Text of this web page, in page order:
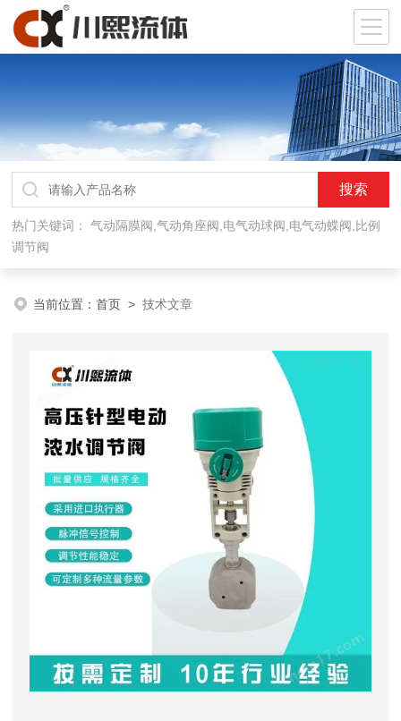
热门关键词：气动隔膜阀,气动角座阀,电气动球阀,电气动蝶阀,比例
调节阀
当前位置：首页 >技术文章